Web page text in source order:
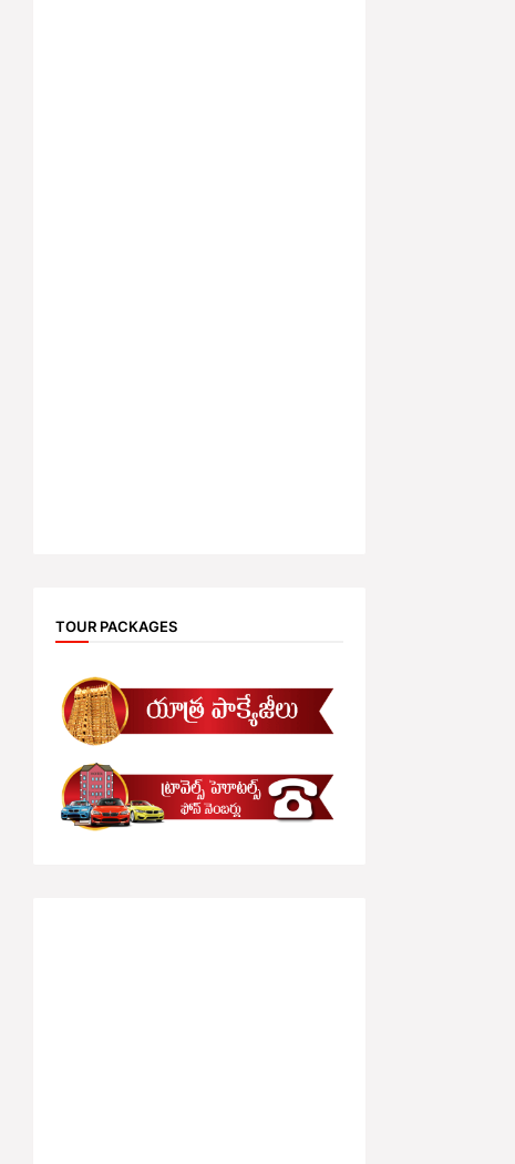
TOUR PACKAGES